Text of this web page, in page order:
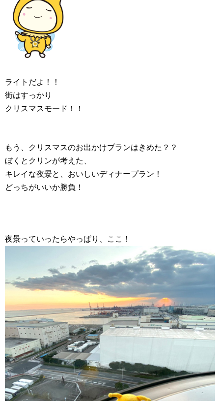
ライトだよ！！
街はすっかり
クリスマスモード！！
もう、クリスマスのお出かけプランはきめた？？
ぼくとクリンが考えた、
キレイな夜景と、おいしいディナープラン！
どっちがいいか勝負！
夜景っていったらやっぱり、ここ！